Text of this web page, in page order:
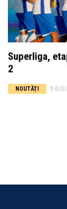
Superliga,
2
NOUTĂȚI 8